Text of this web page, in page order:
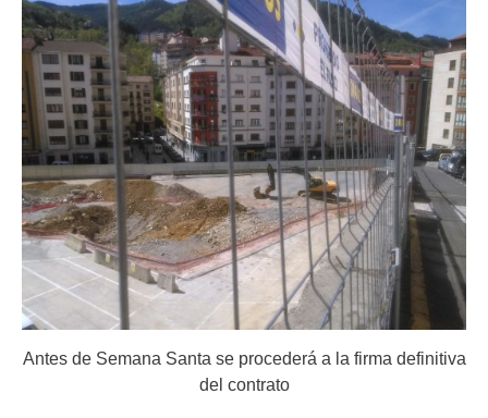
Antes de Semana Santa se procederá a la firma definitiva
del contrato